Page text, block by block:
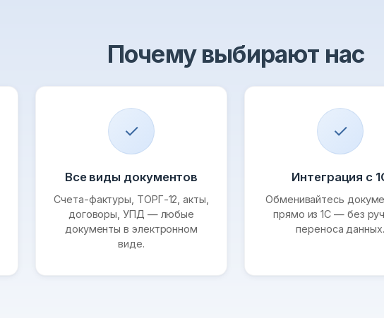
Почему выбирают нас
✓
Все виды документов
Счета-фактуры, ТОРГ-12, акты,
договоры, УПД — любые
документы в электронном
виде.
✓
Интеграция с
Обменивайтесь
прямо из 1С — без
переноса данных.